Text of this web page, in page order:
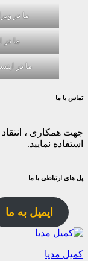
ما در
ما در
ما در
تماس با ما
جهت همکاری ،
استفاده نمایید.
پل های ارتباطی با ما
ایمیل به ما
کمیل مدیا